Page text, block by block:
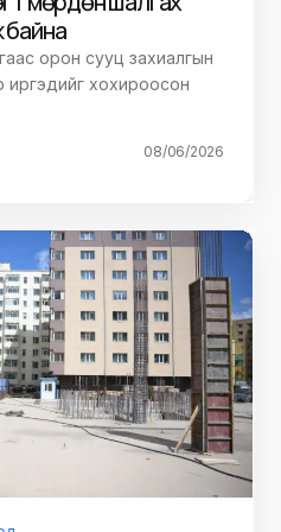
байна
орон сууц захиалгын
иргэдийг хохироосон
08/06/2026